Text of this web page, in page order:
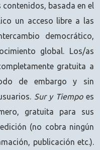
basada en el
un acceso libre a las
democrático,
global. Los/as
gratuita a
de embargo y sin
Sur y Tiempoes
gratuita para sus
(no cobra ningún
publicación etc.).